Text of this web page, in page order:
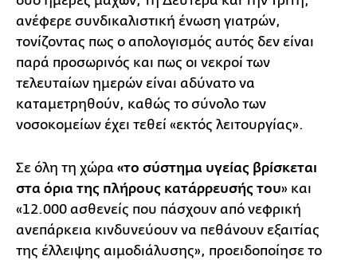
ανέφερε συνδικαλιστική ένωση γιατρών,
τονίζοντας πως ο απολογισμός αυτός δεν είναι
παρά προσωρινός και πως οι νεκροί των
τελευταίων ημερών είναι αδύνατο να
καταμετρηθούν, καθώς το σύνολο των
νοσοκομείων έχει τεθεί «εκτός λειτουργίας».
Σε όλη τη χώρα «το σύστημα υγείας βρίσκεται
στα όρια της πλήρους κατάρρευσής του» και
«12.000 ασθενείς που πάσχουν από νεφρική
ανεπάρκεια κινδυνεύουν να πεθάνουν εξαιτίας
της έλλειψης αιμοδιάλυσης», προειδοποίησε το